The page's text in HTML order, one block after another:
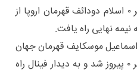
وی در این مرحله با نتیجه ۱۱ بر ۰ اسلام دودائف قهرمان اروپا از
نهایی راه یافت.
موسکایف قهرمان جهان
از مجارستان رفت با نتیجه ۱۰ بر ۰ پیروز شد و به دیدار فینال راه